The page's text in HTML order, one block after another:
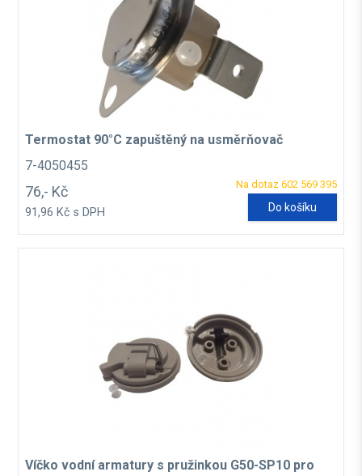
Termostat 90°C zapuštěný na usměrňovač
7-4050455
Na dotaz 602 569 395
76,- Kč
91,96 Kč s DPH Do košíku
Víčko vodní armatury s pružinkou G50-SP10 pro